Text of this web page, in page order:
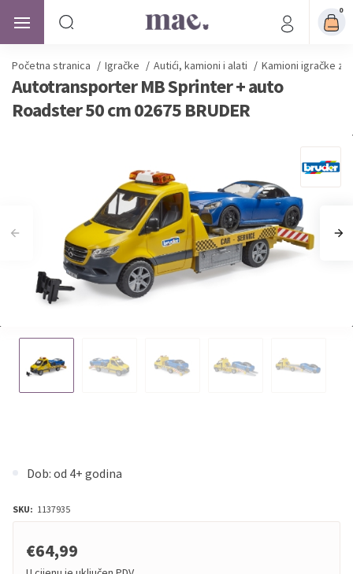
0
Početna stranica / Igračke / Autići, kamioni i alati / Kamioni igračke za
Autotransporter MB Sprinter + auto
Roadster 50 cm 02675 BRUDER
Dob: od 4+ godina
SKU: 1137935
€64,99